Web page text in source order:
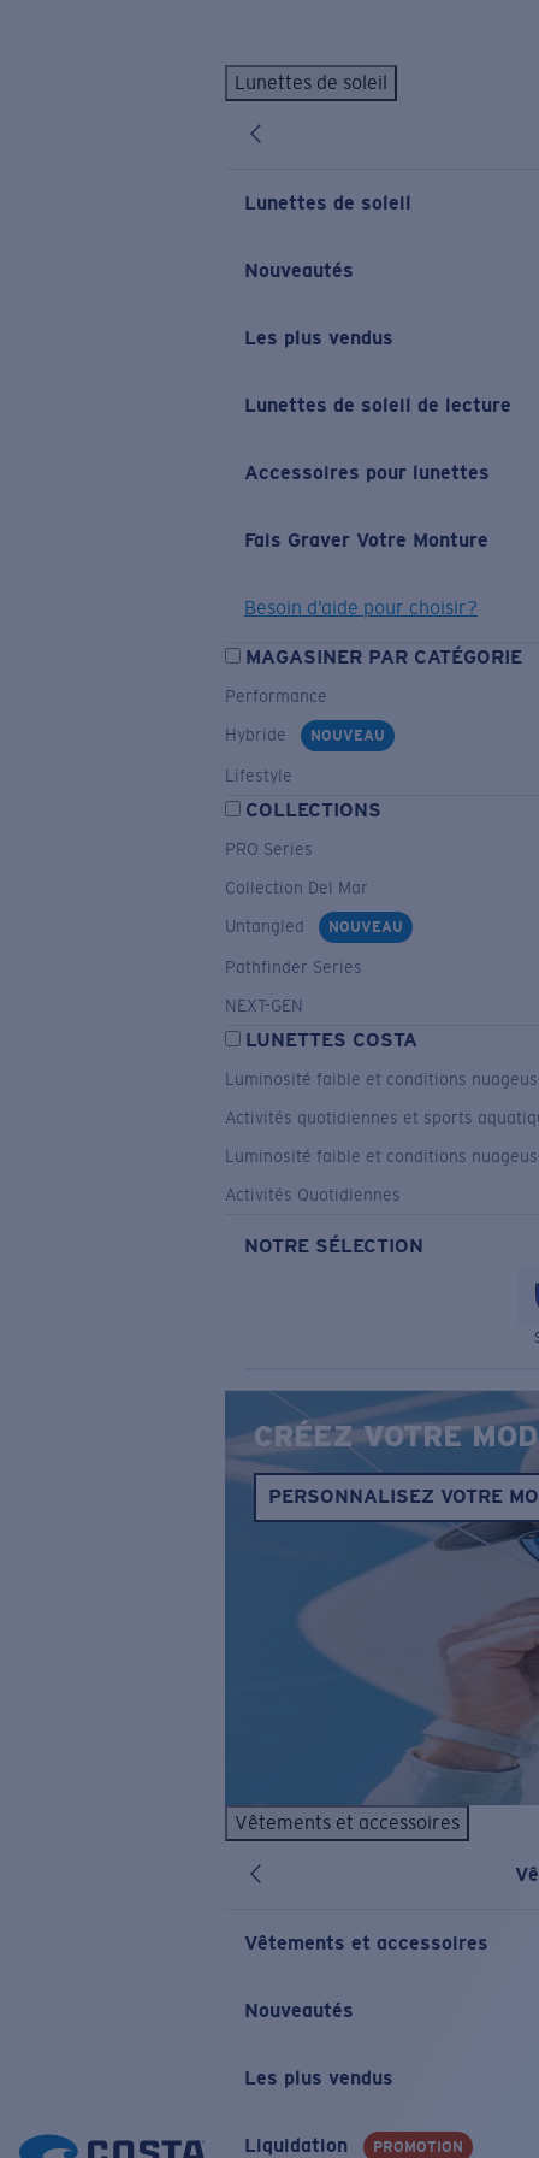
Lunettes de soleil
Lunettes de soleil
Nouveautés
Les plus vendus
Lunettes de soleil de lecture
Accessoires pour lunettes
Fais Graver Votre Monture
Besoin d’aide pour choisir?
MAGASINER PAR CATÉGORIE
Performance
Hybride
NOUVEAU
Lifestyle
COLLECTIONS
PRO Series
Collection Del Mar
Untangled
NOUVEAU
Pathfinder Series
NEXT-GEN
LUNETTES COSTA
Luminosité faible et conditions
Activités quotidiennes et sports
Luminosité faible et conditions
Activités Quotidiennes
NOTRE SÉLECTION
CRÉEZ VOTRE
PERSONNALISEZ VOTRE
Vêtements et accessoires
Vêtements et accessoires
Nouveautés
Les plus vendus
Liquidation PROMOTION
LES PLUS RECHERCHÉS
Lunettes de soleil personnalisées